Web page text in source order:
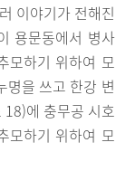
이야기가 전해진
용문동에서 병사
모하기 위하여 모
명을 쓰고 한강 변
에 충무공 시호
모하기 위하여 모